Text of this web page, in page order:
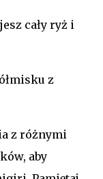
cały ryż i
z
z różnymi
aby